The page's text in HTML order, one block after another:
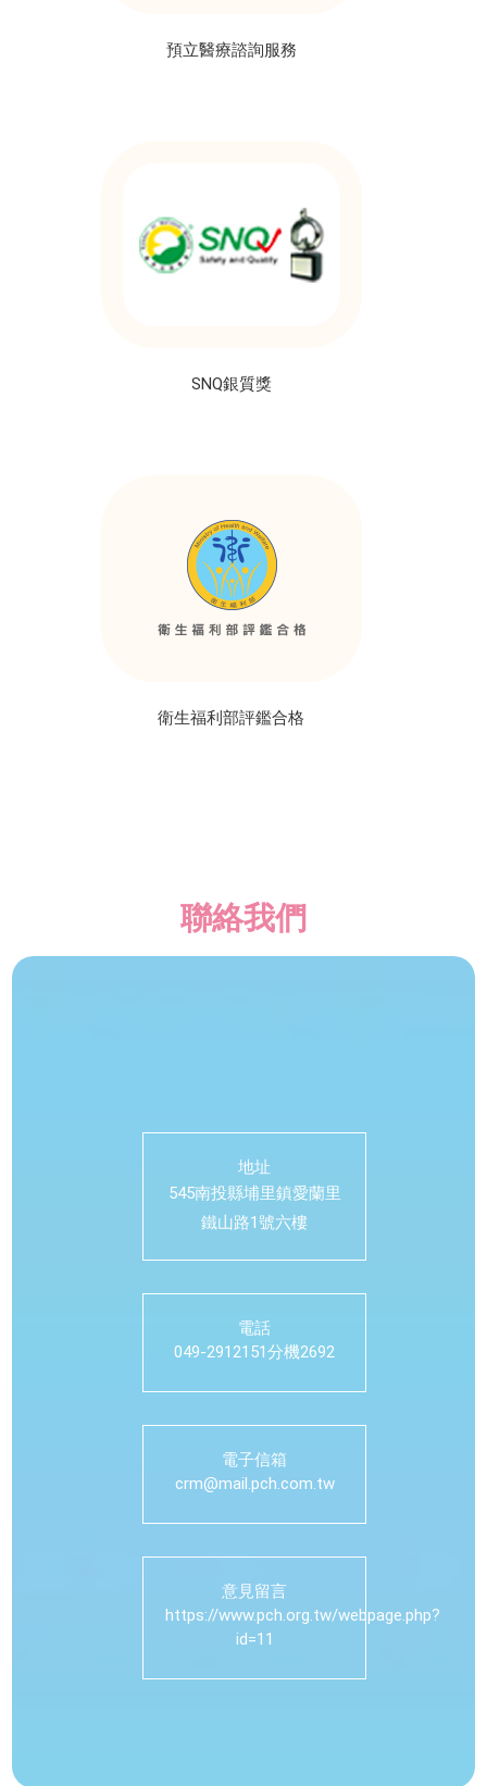
預立醫療諮詢服務
SNQ銀質獎
衛生福利部評鑑合格
聯絡我們
地址
545南投縣埔里鎮愛蘭里
鐵山路1號六樓
電話
049-2912151分機2692
電子信箱
crm@mail.pch.com.tw
意見留言
https://www.pch.org.tw/webpage.php?
id=11